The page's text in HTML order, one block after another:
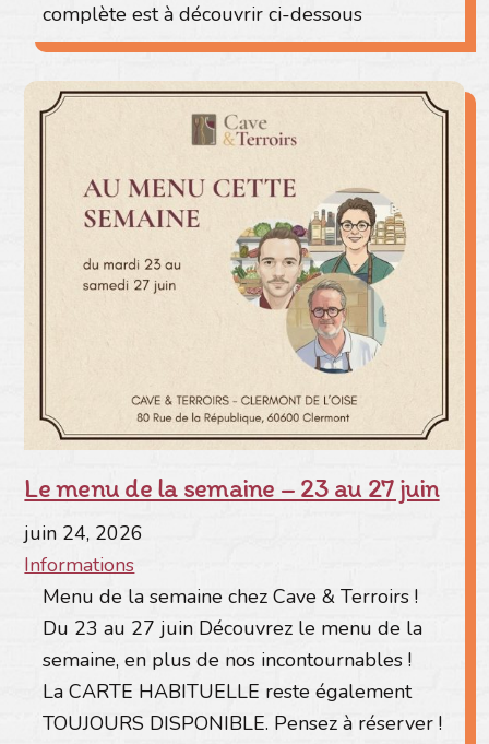
complète est à découvrir ci-dessous
Le menu de la semaine – 23 au 27 juin
juin 24, 2026
Informations
Menu de la semaine chez Cave & Terroirs !
Du 23 au 27 juin Découvrez le menu de la
semaine, en plus de nos incontournables !
La CARTE HABITUELLE reste également
TOUJOURS DISPONIBLE. Pensez à réserver !